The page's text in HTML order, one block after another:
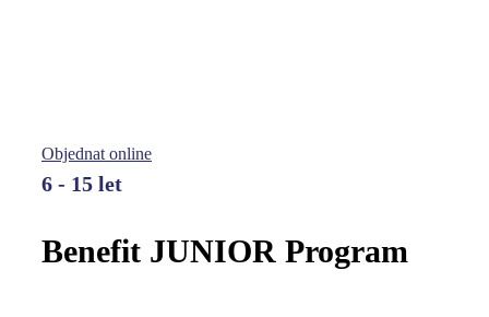
Objednat online
6 - 15 let
Benefit JUNIOR Program